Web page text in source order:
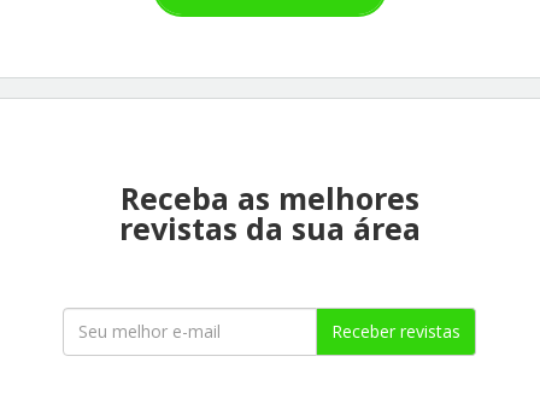
Receba as melhores
revistas da sua área
Receber revistas